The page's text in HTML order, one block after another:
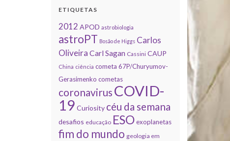
ETIQUETAS
2012 APOD astrobiologia
astroPT Bosão de Higgs Carlos
Oliveira Carl Sagan Cassini CAUP
China ciência cometa 67P/Churyumov-
Gerasimenko cometas
coronavirus COVID-
19 Curiosity céu da semana
desafios educação ESO exoplanetas
fim do mundo geologia em